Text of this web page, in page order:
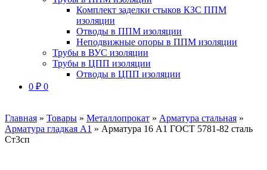
Комплект заделки стыков КЗС ППМ
изоляции
Отводы в ППМ изоляции
Неподвижные опоры в ППМ изоляции
Трубы в ВУС изоляции
Трубы в ЦПП изоляции
Отводы в ЦПП изоляции
0 ₽ 0
Главная » Товары » Металлопрокат » Арматура стальная »
Арматура гладкая А1 » Арматура 16 А1 ГОСТ 5781-82 сталь
Ст3сп